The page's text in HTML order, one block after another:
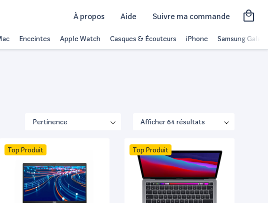
À propos Aide Suivre ma commande
Enceintes Apple Watch Casques & Écouteurs iPhone Samsung Galaxy
Top Produit Top Produit